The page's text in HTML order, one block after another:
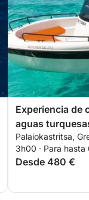
Experiencia de
aguas
Paleokastritsa
Palaiokastritsa,
3h00 · Para
Desde 480 €